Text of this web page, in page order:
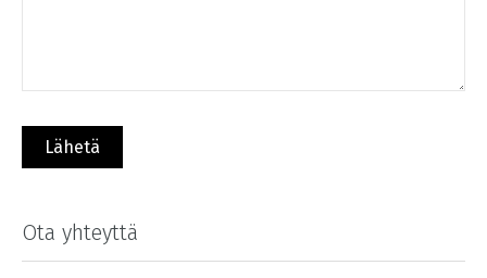
Ota yhteyttä